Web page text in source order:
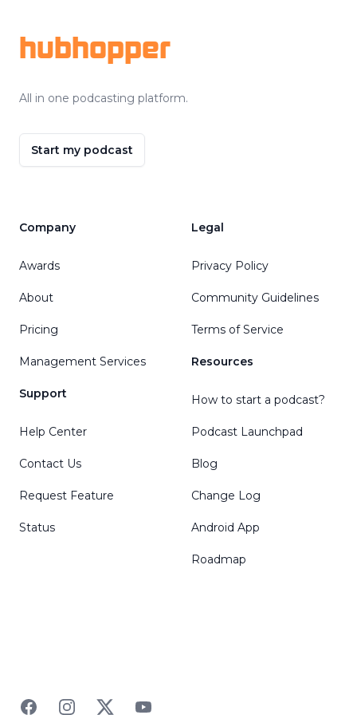
hubhopper
All in one podcasting platform.
Start my podcast
Company
Awards
About
Pricing
Management Services
Support
Help Center
Contact Us
Request Feature
Status
Legal
Privacy Policy
Community Guidelines
Terms of Service
Resources
How to start a podcast?
Podcast Launchpad
Blog
Change Log
Android App
Roadmap
FacebookInstagramTwitterYouTube